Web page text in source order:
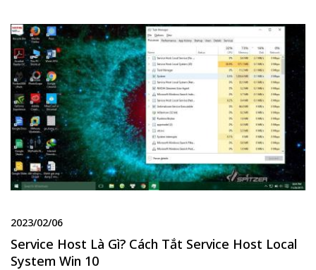
2023/02/06
Service Host Là Gì? Cách Tắt Service Host Local
System Win 10